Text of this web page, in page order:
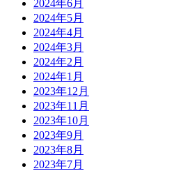
2024年6月
2024年5月
2024年4月
2024年3月
2024年2月
2024年1月
2023年12月
2023年11月
2023年10月
2023年9月
2023年8月
2023年7月